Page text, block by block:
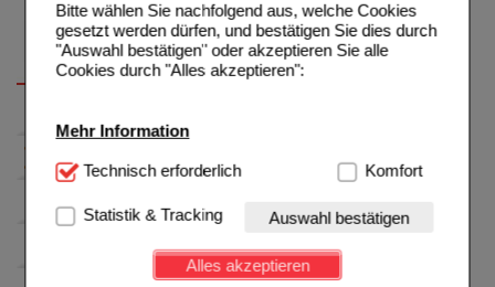
Bitte wählen Sie nachfolgend aus, welche Cookies
gesetzt werden dürfen, und bestätigen Sie dies durch
"Auswahl bestätigen" oder akzeptieren Sie alle
Cookies durch "Alles akzeptieren":
Mehr Information
Technisch Notwendig:Hierbei handelt es sich um
Website notwendig sind (z.B. Navigation, Warenkorb,
Kundenkonto), weshalb auf diese nicht verzichtet
werden kann.
Technisch erforderlich Komfort
Statistik & Tracking Auswahl bestätigen
Alles akzeptieren